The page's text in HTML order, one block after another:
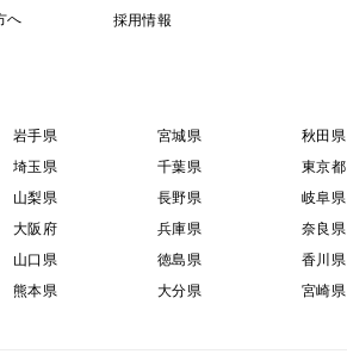
へ 採用情報
岩手県 宮城県 秋田県
埼玉県 千葉県 東京都
山梨県 長野県 岐阜県
大阪府 兵庫県 奈良県
山口県 徳島県 香川県
熊本県 大分県 宮崎県